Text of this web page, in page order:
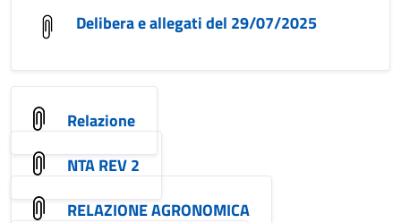
Delibera e allegati del 29/07/2025
Relazione
NTA REV 2
RELAZIONE AGRONOMICA